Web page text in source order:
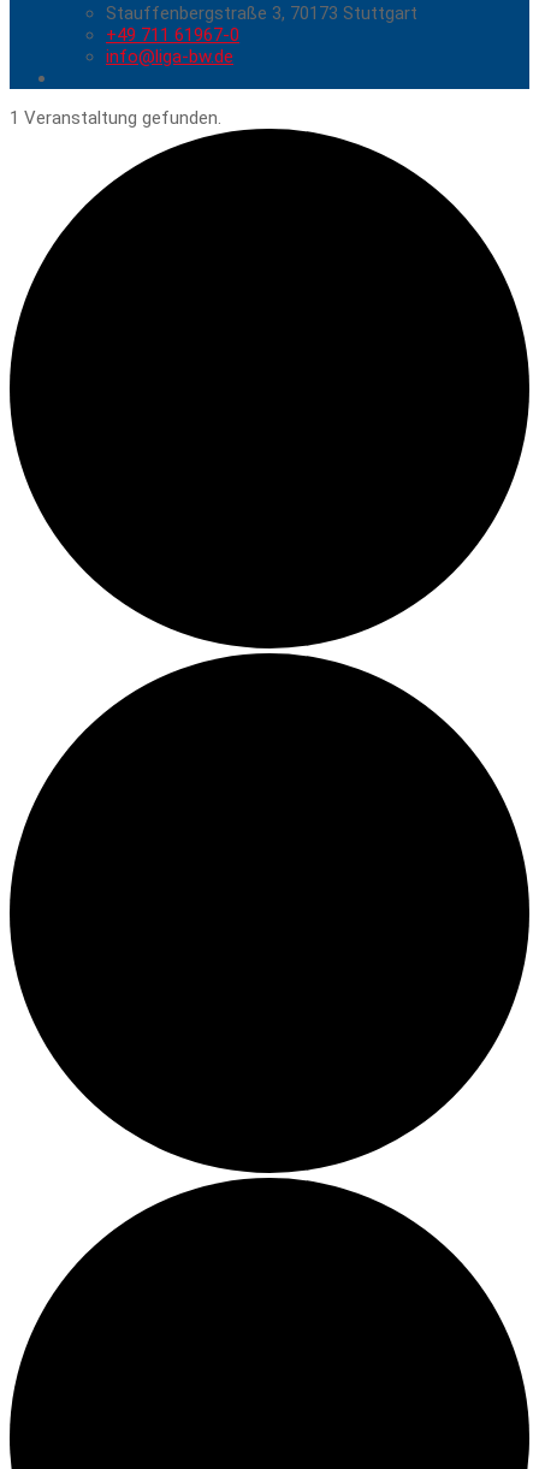
Stauffenbergstraße 3, 70173 Stuttgart
+49 711 61967-0
info@liga-bw.de
1 Veranstaltung gefunden.